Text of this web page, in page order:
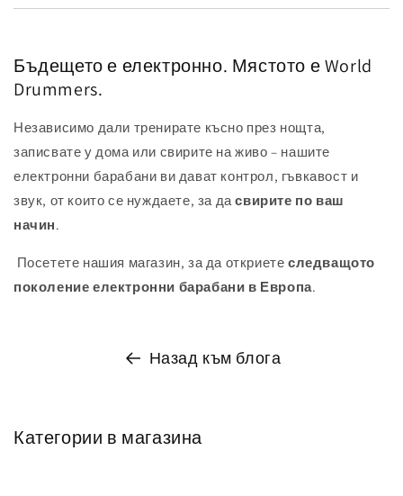
Бъдещето е електронно. Мястото е World
Drummers.
Независимо дали тренирате късно през нощта,
записвате у дома или свирите на живо – нашите
електронни барабани ви дават контрол, гъвкавост и
звук, от които се нуждаете, за дасвирите по ваш
начин.
Посетете нашия магазин, за да откриетеследващото
поколение електронни барабани в Европа.
Назад към блога
Категории в магазина